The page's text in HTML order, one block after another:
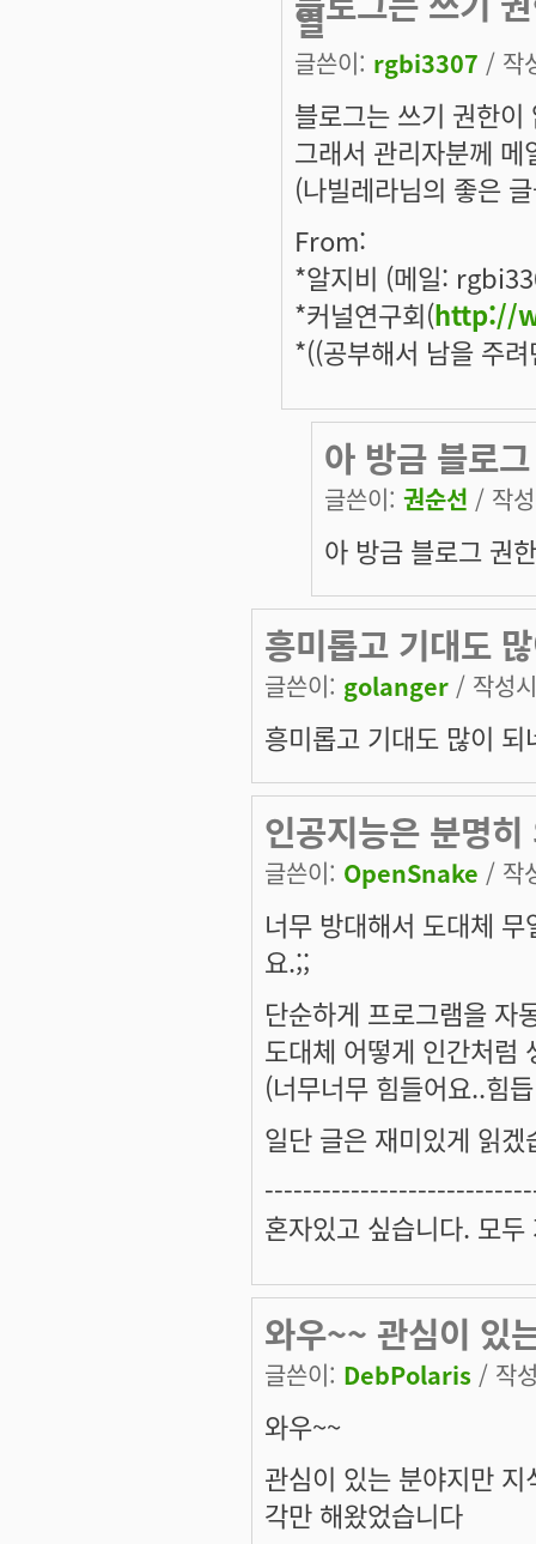
일
글쓴이: rgbi3307 / 작
블로그는 쓰기 권한이
그래서 관리자분께
(나빌레라님의 좋은
From:
*알지비 (메일:
*커널연구회(http://
*((공부해서 남을 주
아 방금 블로
글쓴이: 권순선 / 작
아 방금 블로그 권
흥미롭고 기대도
글쓴이: golanger / 작성
흥미롭고 기대도 많이 되
인공지능은 분명
글쓴이: OpenSnake / 작
너무 방대해서 도대체
요.;;
단순하게 프로그램을 자
도대체 어떻게 인간처럼
(너무너무 힘들어요..힘
일단 글은 재미있게 읽겠
혼자있고 싶습니다. 모
와우~~ 관심이 있
글쓴이: DebPolaris / 작
와우~~
관심이 있는 분야지만
각만 해왔었습니다